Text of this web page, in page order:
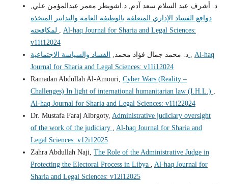
د. أشرف عبد السلام سعد آدم, د.اشويطر معمر عبدالمؤمن علي,
دوافع الفساد الإداري المتعلقة بالوظيفة العامة والتدابير المتخذة
Al-haq Journal for Sharia and Legal Sciences:
v11i12024
د. محمد جمال فؤاد محمد,الفساد والسياسة الاجتماعية
Al-haq
Journal for Sharia and Legal Sciences: v11i12024
Ramadan Abdullah Al-Amouri, Cyber Wars (Reality –
Challenges) In light of international humanitarian law (I.H.L.)
Al-haq Journal for Sharia and Legal Sciences: v11i22024
Dr. Mustafa Faraj Albrgoty, Administrative judiciary oversight
of the work of the judiciary
Al-haq Journal for Sharia and
Legal Sciences: v12i12025
Zahra Abdullah Naji, The Role of the Administrative Judge in
Protecting the Electoral Process in Libya
Al-haq Journal for
Sharia and Legal Sciences: v12i12025